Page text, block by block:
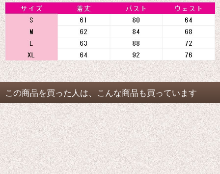
この商品を買った人は、こんな商品も買っています